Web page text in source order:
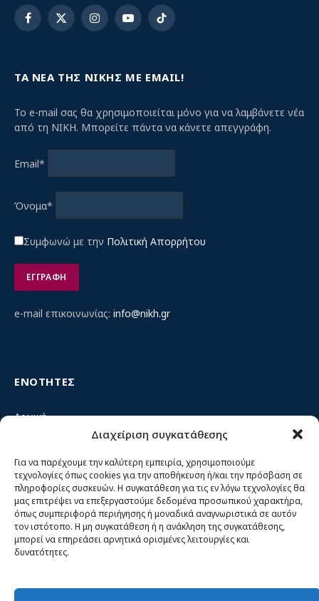
Διαχείριση συγκατάθεσης
Για να παρέχουμε την καλύτερη εμπειρία, χρησιμοποιούμε
τεχνολογίες όπως cookies για την αποθήκευση ή/και την πρόσβαση σε
πληροφορίες συσκευών. Η συγκατάθεση για τις εν λόγω τεχνολογίες θα
μας επιτρέψει να επεξεργαστούμε δεδομένα προσωπικού χαρακτήρα,
όπως συμπεριφορά περιήγησης ή μοναδικά αναγνωριστικά σε αυτόν
τον ιστότοπο. Η μη συγκατάθεση ή η ανάκληση της συγκατάθεσης,
μπορεί να επηρεάσει αρνητικά ορισμένες λειτουργίες και
δυνατότητες.
Facebook
X
InstagramYouTubeTikTok
ΤΑ ΝΕΑ ΤΗΣ ΝΙΚΗΣ ΜΕ EMAIL!
Το e-mail σας θα χρησιμοποιείται μόνο για να λαμβάνετε νέα
από τη ΝΙΚΗ. Μπορείτε πάντα να κάνετε απεγγράφη.
Email*
Όνομα*
Συμφωνώ με την Πολιτική Απορρήτου
e-mail επικοινωνίας: info@nikh.gr
ΕΝΟΤΗΤΕΣ
Αρχική
Κίνημα ΝΙΚΗ – Ποιοι είμαστε, αρχές & δράση
Θέσεις
Πρόσωπα
Όργανα και ομάδες
Βίντεο
Δελτία Τύπου